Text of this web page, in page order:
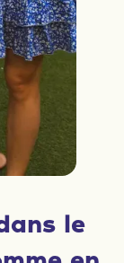
le